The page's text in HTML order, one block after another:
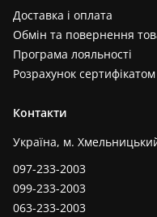
Доставка і оплата
Обмін та повернення
Програма лояльності
Розрахунок сертифікатом
Контакти
Україна, м.
097-233-2003
099-233-2003
063-233-2003